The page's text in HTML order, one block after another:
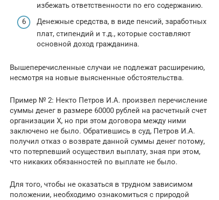
избежать ответственности по его содержанию.
Денежные средства, в виде пенсий, заработных
плат, стипендий и т.д., которые составляют
основной доход гражданина.
Вышеперечисленные случаи не подлежат расширению,
несмотря на новые выясненные обстоятельства.
Пример № 2: Некто Петров И.А. произвел перечисление
суммы денег в размере 60000 рублей на расчетный счет
организации X, но при этом договора между ними
заключено не было. Обратившись в суд, Петров И.А.
получил отказ о возврате данной суммы денег потому,
что потерпевший осуществил выплату, зная при этом,
что никаких обязанностей по выплате не было.
Для того, чтобы не оказаться в трудном зависимом
положении, необходимо ознакомиться с природой